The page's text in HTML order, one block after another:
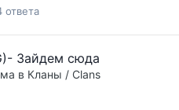
ответа
Зайдем сюда
в Кланы / Clans